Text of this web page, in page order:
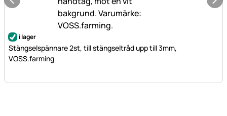
i lager
Stängselspännare 2st, till stängseltråd upp till 3mm,
VOSS.farming